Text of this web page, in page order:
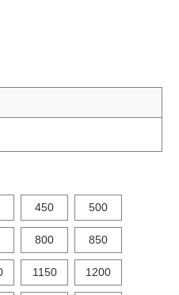
450 500
800 850
1150 1200